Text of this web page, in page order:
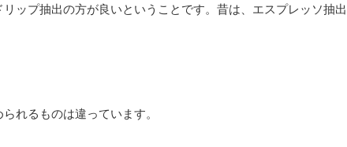
ップ抽出の方が良いということです。昔は、エスプレッソ抽出
れるものは違っています。